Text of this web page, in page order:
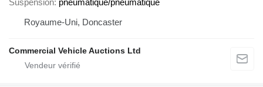
Suspension pneumatique/pneumatique
Royaume-Uni, Doncaster
Commercial Vehicle Auctions Ltd